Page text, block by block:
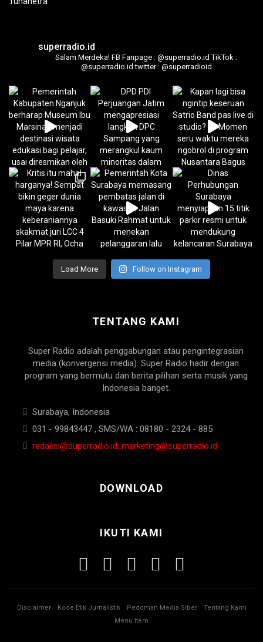
superradio.id
Salam Merdeka! FB Fanpage : @superradio.id TikTok :
@superradio.id twitter : @superradioid
Load More Follow on Instagram
TENTANG KAMI
Super Radio adalah penggabungan atau pengintegrasian
media (konvergensi media). Super Radio hadir dengan
program yang bermutu dan berita pilihan serta musik yang
Indonesia banget.
Surabaya, Indonesia
031 - 99843447 , SMS/WA : 08180 - 2324 - 885
redaksi@superradio.id, marketing@superradio.id
DOWNLOAD
IKUTI KAMI
Disclaimer Kode Etik Jurnalistik Pedoman Media Siber
Tentang Kami
Menu Item